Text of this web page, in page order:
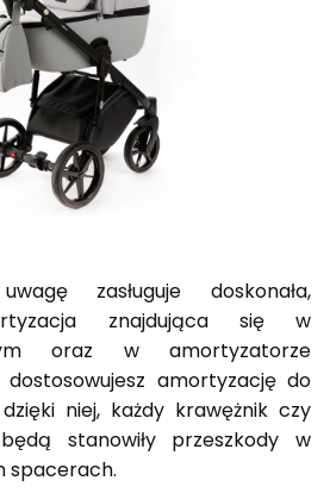
zasługuje doskonała,
znajdująca się w
oraz w amortyzatorze
amortyzację do
niej, każdy krawężnik czy
stanowiły przeszkody w
spacerach.